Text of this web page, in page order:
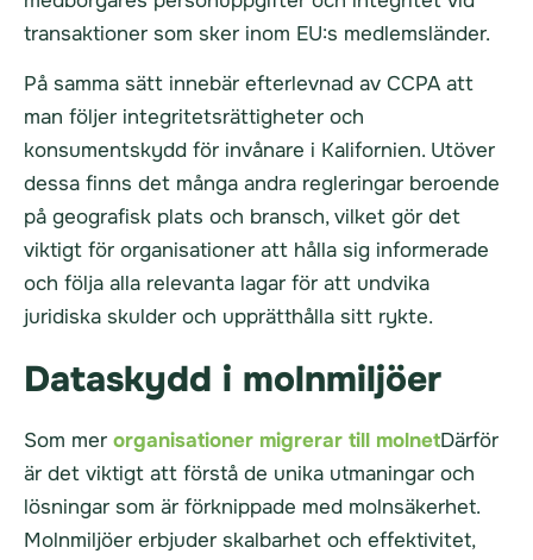
transaktioner som sker inom EU:s medlemsländer.
På samma sätt innebär efterlevnad av CCPA att
man följer integritetsrättigheter och
konsumentskydd för invånare i Kalifornien. Utöver
dessa finns det många andra regleringar beroende
på geografisk plats och bransch, vilket gör det
viktigt för organisationer att hålla sig informerade
och följa alla relevanta lagar för att undvika
juridiska skulder och upprätthålla sitt rykte.
Dataskydd i molnmiljöer
Som mer organisationer migrerar till molnetDärför
är det viktigt att förstå de unika utmaningar och
lösningar som är förknippade med molnsäkerhet.
Molnmiljöer erbjuder skalbarhet och effektivitet,